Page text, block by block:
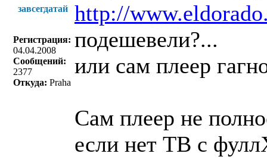
завсегдатай
Регистрация:
04.04.2008
Сообщений:
2377
Откуда: Praha
http://
подешевели?...
или сам плеер
Сам плеер не
если нет ТВ с